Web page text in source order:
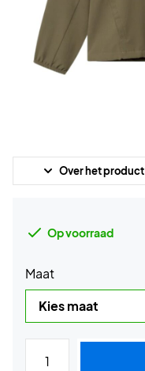
Over het product
Op voorraad
Maat